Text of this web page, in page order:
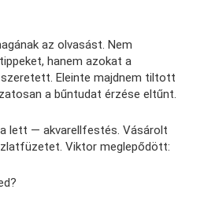
az olvasást. Nem
hanem azokat a
Eleinte majdnem tiltott
a bűntudat érzése eltűnt.
lett — akvarellfestés. Vásárolt
Viktor meglepődött: